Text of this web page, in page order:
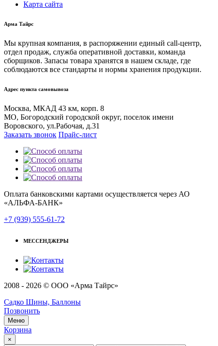
Карта сайта
Арма Тайрс
Мы крупная компания, в распоряжении единый call-центр,
отдел продаж, служба оперативной доставки, команда
сборщиков. Запасы товара хранятся в нашем складе, где
соблюдаются все стандарты и нормы хранения продукции.
Адрес пункта самовывоза
Москва, МКАД 43 км, корп. 8
МО, Богородский городской округ, поселок имени
Воровского, ул.Рабочая, д.31
Заказать звонок Прайс-лист
Оплата банковскими картами осуществляется через АО
«АЛЬФА-БАНК»
+7 (939) 555-61-72
МЕССЕНДЖЕРЫ
2008 - 2026 © ООО «Арма Тайрс»
Садко Шины, Баллоны
Позвонить
Меню
Корзина
×